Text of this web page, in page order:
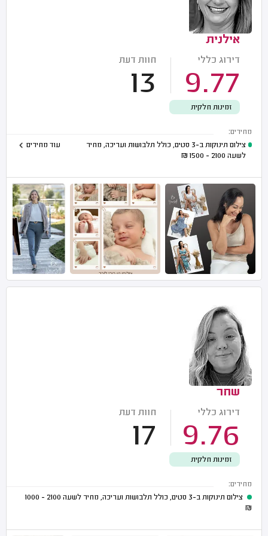
אילנית
דירוג כללי
9.77
חוות דעת
13
זמינות חלקית
מחירים:
צילום תינוקות ב-3 סטים, כולל תלבושות ועריכה, מחיר
לשעה 2100 - 1500
₪
עוד מחירים
שחר
דירוג כללי
9.76
חוות דעת
17
זמינות חלקית
מחירים:
צילום תינוקות ב-3 סטים, כולל תלבושות ועריכה, מחיר לשעה
2100 - 1000
₪